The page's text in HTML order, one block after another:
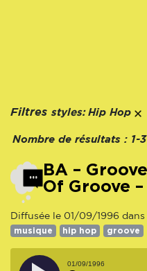
Filtres styles: Hip Hop
Nombre de résultats : 1-
BA – Groove Syndicate – Kind
Of Groove
Diffusée le 01/09/1996 dans
musique hip hop groove
01/09/1996